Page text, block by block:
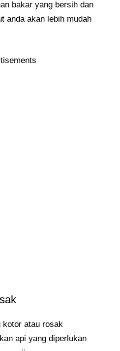
bakar yang bersih dan
anda akan lebih mudah
kotor atau rosak
api yang diperlukan